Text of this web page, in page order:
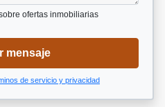
ofertas inmobiliarias
mensaje
de servicio y privacidad